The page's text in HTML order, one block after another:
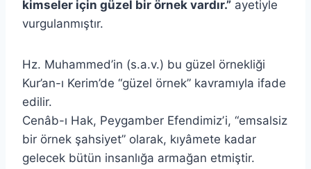
kimseler için güzel bir örnek vardır.” ayetiyle
vurgulanmıştır.
Hz. Muhammed’in (s.a.v.) bu güzel örnekliği
Kur’an-ı Kerim’de “güzel örnek” kavramıyla ifade
edilir.
Cenâb-ı Hak, Peygamber Efendimizʼi, “emsalsiz
bir örnek şahsiyet” olarak, kıyâmete kadar
gelecek bütün insanlığa armağan etmiştir.